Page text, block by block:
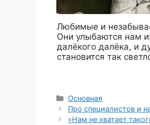
Любимые и
Они улыбаются нам
далёкого далёка, и
становится так
Рубрики
Основная
Про специалистов и
«Нам не хватает